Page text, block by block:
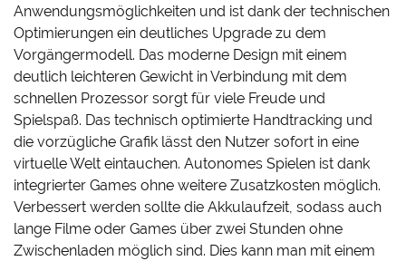
Anwendungsmöglichkeiten und ist dank der technischen
Optimierungen ein deutliches Upgrade zu dem
Vorgängermodell. Das moderne Design mit einem
deutlich leichteren Gewicht in Verbindung mit dem
schnellen Prozessor sorgt für viele Freude und
Spielspaß. Das technisch optimierte Handtracking und
die vorzügliche Grafik lässt den Nutzer sofort in eine
virtuelle Welt eintauchen. Autonomes Spielen ist dank
integrierter Games ohne weitere Zusatzkosten möglich.
Verbessert werden sollte die Akkulaufzeit, sodass auch
lange Filme oder Games über zwei Stunden ohne
Zwischenladen möglich sind. Dies kann man mit einem